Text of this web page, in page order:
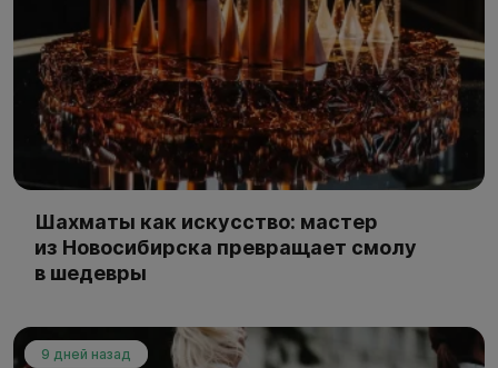
Шахматы как искусство: мастер
из Новосибирска превращает смолу
в шедевры
9 дней назад